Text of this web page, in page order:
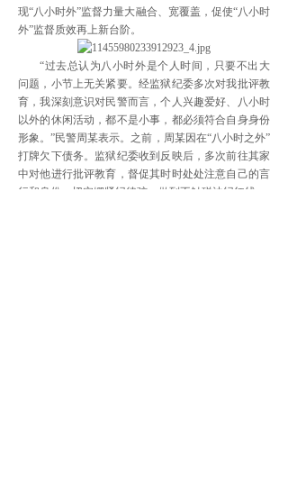
现“八小时外”监督力量大融合、宽覆盖，促使“八小时
外”监督质效再上新台阶。
“过去总认为八小时外是个人时间，只要不出大
问题，小节上无关紧要。经监狱纪委多次对我批评教
育，我深刻意识对民警而言，个人兴趣爱好、八小时
以外的休闲活动，都不是小事，都必须符合自身身份
形象。”民警周某表示。之前，周某因在“八小时之外”
打牌欠下债务。监狱纪委收到反映后，多次前往其家
中对他进行批评教育，督促其时时处处注意自己的言
行和身份，切实绷紧纪律弦，做到不触碰法纪红线。